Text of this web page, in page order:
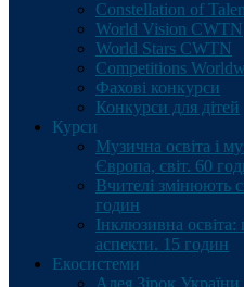
Constellation of
World Vision CWTN
World Stars CWTN
Competitions
Фахові конкурси
Конкурси для дітей
Курси
Музична освіта і
Європа, світ. 60
Вчителі змінюють
годин
Інклюзивна освіта:
аспекти. 15 годин
Екосистеми
Алея Зірок України